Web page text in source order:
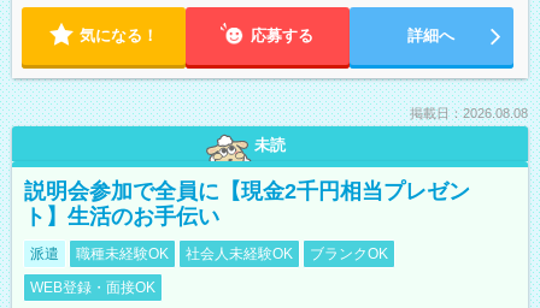
気になる！ 応募する 詳細へ
掲載日：2026.08.08
未読
説明会参加で全員に【現金2千円相当プレゼン
ト】生活のお手伝い
派遣 職種未経験OK 社会人未経験OK
ブランクOK
WEB登録・面接OK